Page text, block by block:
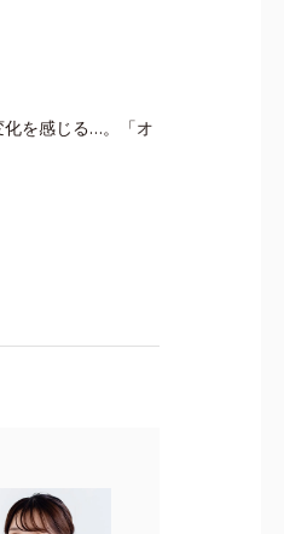
化を感じる…。「オ